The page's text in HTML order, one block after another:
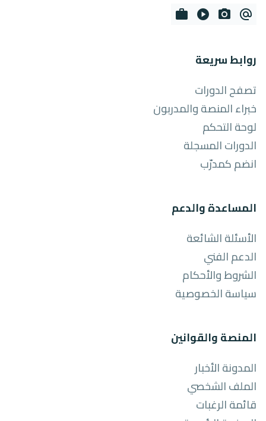
alternate_email
photo_camera
play_circle
work
روابط سريعة
تصفح الدورات
خبراء المنصة والمدربون
لوحة التحكم
الدورات المسجلة
انضم كمدرّب
المساعدة والدعم
الأسئلة الشائعة
الدعم الفني
الشروط والأحكام
سياسة الخصوصية
المنصة والقوانين
المدونة الأخبار
الملف الشخصي
قائمة الرغبات